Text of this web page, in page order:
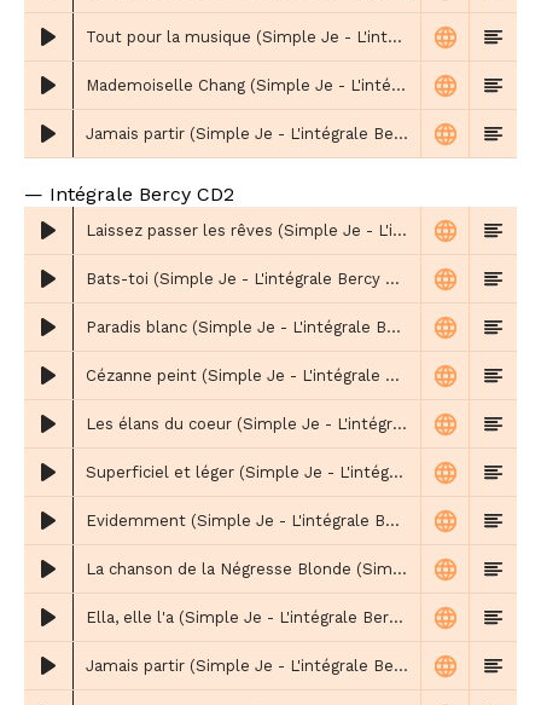
Tout pour la musique (Simple Je - L'intégrale Bercy CD1)
Mademoiselle Chang (Simple Je - L'intégrale Bercy CD1)
Jamais partir (Simple Je - L'intégrale Bercy CD1 - New Morning avec Michel Berger en 1992)
— Intégrale Bercy CD2
Laissez passer les rêves (Simple Je - L'intégrale Bercy CD2)
Bats-toi (Simple Je - L'intégrale Bercy CD2)
Paradis blanc (Simple Je - L'intégrale Bercy CD2)
Cézanne peint (Simple Je - L'intégrale Bercy CD2)
Les élans du coeur (Simple Je - L'intégrale Bercy CD2)
Superficiel et léger (Simple Je - L'intégrale Bercy CD2)
Evidemment (Simple Je - L'intégrale Bercy CD2)
La chanson de la Négresse Blonde (Simple Je - L'intégrale Bercy CD2)
Ella, elle l'a (Simple Je - L'intégrale Bercy CD2)
Jamais partir (Simple Je - L'intégrale Bercy CD2)